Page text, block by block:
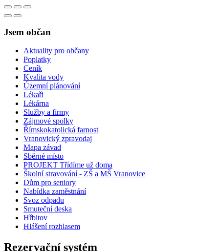
Jsem občan
Aktuality pro občany
Poplatky
Ceník
Kvalita vody
Územní plánování
Lékaři
Lékárna
Služby a firmy
Zájmové spolky
Římskokatolická farnost
Vranovický zpravodaj
Mapa závad
Sběrné místo
PROJEKT Třídíme už doma
Školní stravování - ZŠ a MŠ Vranovice
Dům pro seniory
Nabídka zaměstnání
Svoz odpadu
Smuteční deska
Hřbitov
Hlášení rozhlasem
Rezervační systém